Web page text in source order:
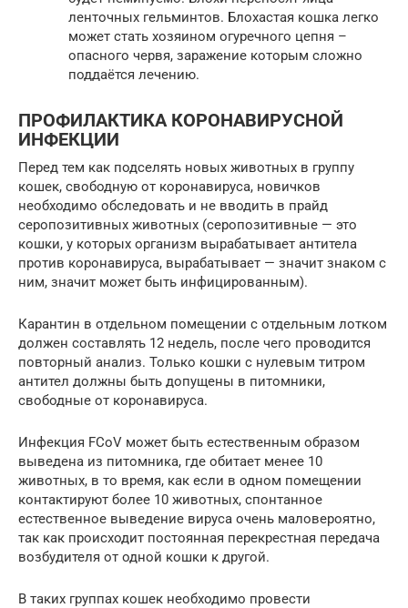
ленточных гельминтов. Блохастая кошка легко
может стать хозяином огуречного цепня –
опасного червя, заражение которым сложно
поддаётся лечению.
ПРОФИЛАКТИКА КОРОНАВИРУСНОЙ
ИНФЕКЦИИ
Перед тем как подселять новых животных в группу
кошек, свободную от коронавируса, новичков
необходимо обследовать и не вводить в прайд
серопозитивных животных (серопозитивные — это
кошки, у которых организм вырабатывает антитела
против коронавируса, вырабатывает — значит знаком с
ним, значит может быть инфицированным).
Карантин в отдельном помещении с отдельным лотком
должен составлять 12 недель, после чего проводится
повторный анализ. Только кошки с нулевым титром
антител должны быть допущены в питомники,
свободные от коронавируса.
Инфекция FCoV может быть естественным образом
выведена из питомника, где обитает менее 10
животных, в то время, как если в одном помещении
контактируют более 10 животных, спонтанное
естественное выведение вируса очень маловероятно,
так как происходит постоянная перекрестная передача
возбудителя от одной кошки к другой.
В таких группах кошек необходимо провести